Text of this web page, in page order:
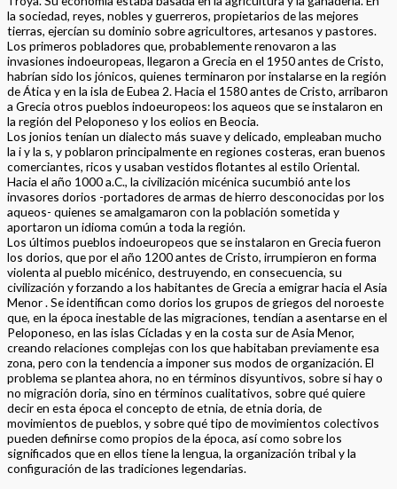
la sociedad, reyes, nobles y guerreros, propietarios de las mejores
tierras, ejercían su dominio sobre agricultores, artesanos y pastores.
Los primeros pobladores que, probablemente renovaron a las
invasiones indoeuropeas, llegaron a Grecia en el 1950 antes de Cristo,
habrían sido los jónicos, quienes terminaron por instalarse en la región
de Ática y en la isla de Eubea 2. Hacia el 1580 antes de Cristo, arribaron
a Grecia otros pueblos indoeuropeos: los aqueos que se instalaron en
la región del Peloponeso y los eolios en Beocia.
Los jonios tenían un dialecto más suave y delicado, empleaban mucho
la i y la s, y poblaron principalmente en regiones costeras, eran buenos
comerciantes, ricos y usaban vestidos flotantes al estilo Oriental.
Hacia el año 1000 a.C., la civilización micénica sucumbió ante los
invasores dorios -portadores de armas de hierro desconocidas por los
aqueos- quienes se amalgamaron con la población sometida y
aportaron un idioma común a toda la región.
Los últimos pueblos indoeuropeos que se instalaron en Grecia fueron
los dorios, que por el año 1200 antes de Cristo, irrumpieron en forma
violenta al pueblo micénico, destruyendo, en consecuencia, su
civilización y forzando a los habitantes de Grecia a emigrar hacia el Asia
Menor . Se identifican como dorios los grupos de griegos del noroeste
que, en la época inestable de las migraciones, tendían a asentarse en el
Peloponeso, en las islas Cícladas y en la costa sur de Asia Menor,
creando relaciones complejas con los que habitaban previamente esa
zona, pero con la tendencia a imponer sus modos de organización. El
problema se plantea ahora, no en términos disyuntivos, sobre si hay o
no migración doria, sino en términos cualitativos, sobre qué quiere
decir en esta época el concepto de etnia, de etnia doria, de
movimientos de pueblos, y sobre qué tipo de movimientos colectivos
pueden definirse como propios de la época, así como sobre los
significados que en ellos tiene la lengua, la organización tribal y la
configuración de las tradiciones legendarias.